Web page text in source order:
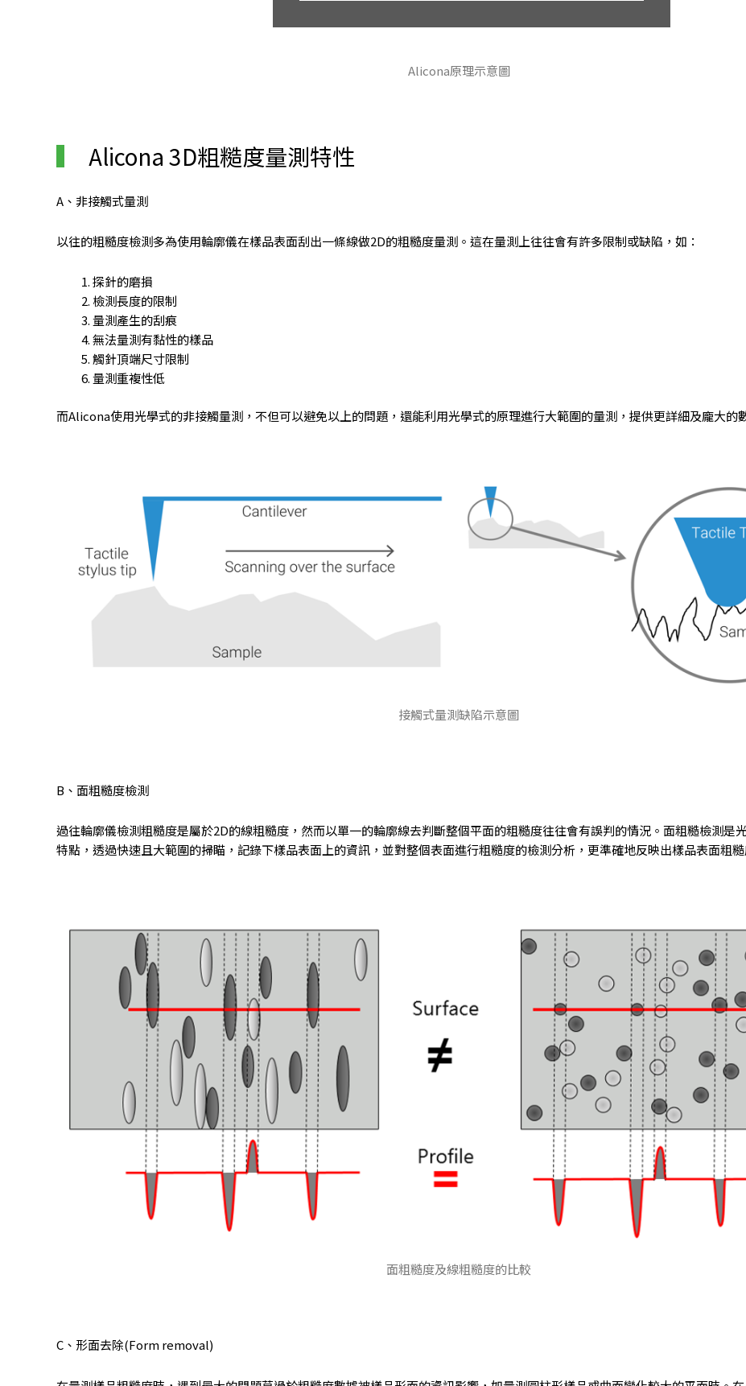
Alicona原理示意圖
Alicona 3D粗糙度量測特性
A、非接觸式量測
以往的粗糙度檢測多為使用輪廓儀在樣品表面刮出一條線做2D的粗糙度量測。這在量測上往往會有許多限制或缺陷，如：
探針的磨損
檢測長度的限制
量測產生的刮痕
無法量測有黏性的樣品
觸針頂端尺寸限制
量測重複性低
而Alicona使用光學式的非接觸量測，不但可以避免以上的問題，還能利用光學式的原理進行大範圍的量測，提供更詳細及龐大的
接觸式量測缺陷示意圖
B、面粗糙度檢測
過往輪廓儀檢測粗糙度是屬於2D的線粗糙度，然而以單一的輪廓線去判斷整個平面的粗糙度往往會有誤判的情況。面粗糙檢測是
特點，透過快速且大範圍的掃瞄，記錄下樣品表面上的資訊，並對整個表面進行粗糙度的檢測分析，更準確地反映出樣品表面粗糙
面粗糙度及線粗糙度的比較
C、形面去除(Form removal)